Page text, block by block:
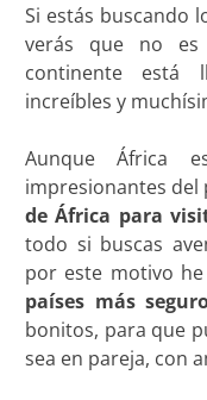
Si estás buscando
verás que no
continente está
increíbles y
Aunque África
impresionantes del
de África para
todo si buscas
por este motivo
países más
bonitos, para que
sea en pareja, con